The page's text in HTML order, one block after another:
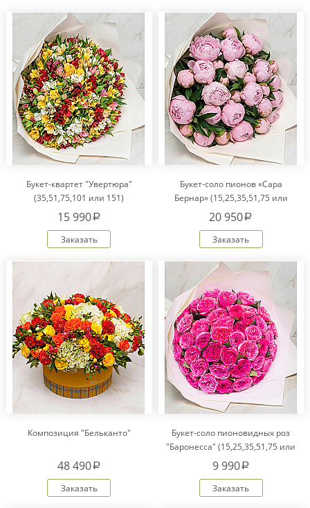
Букет-квартет "Увертюра"
(35,51,75,101 или 151)
15 990a
Заказать
Букет-соло пионов «Сара
Бернар» (15,25,35,51,75 или
101)
20 950a
Заказать
Композиция "Бельканто"
48 490a
Заказать
Букет-соло пионовидных роз
"Баронесса" (15,25,35,51,75 или
101)
9 990a
Заказать